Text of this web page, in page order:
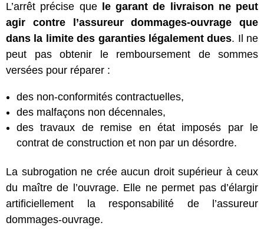
L’arrêt précise que
le garant de livraison ne peut
agir contre l’assureur dommages-ouvrage que
dans la limite des garanties légalement dues. Il ne
peut pas obtenir le remboursement de sommes
versées pour réparer :
des non-conformités contractuelles,
des malfaçons non décennales,
des travaux de remise en état imposés par le
contrat de construction et non par un désordre.
La subrogation ne crée aucun droit supérieur à ceux
du maître de l’ouvrage. Elle ne permet pas d’élargir
artificiellement la responsabilité de l’assureur
dommages-ouvrage.